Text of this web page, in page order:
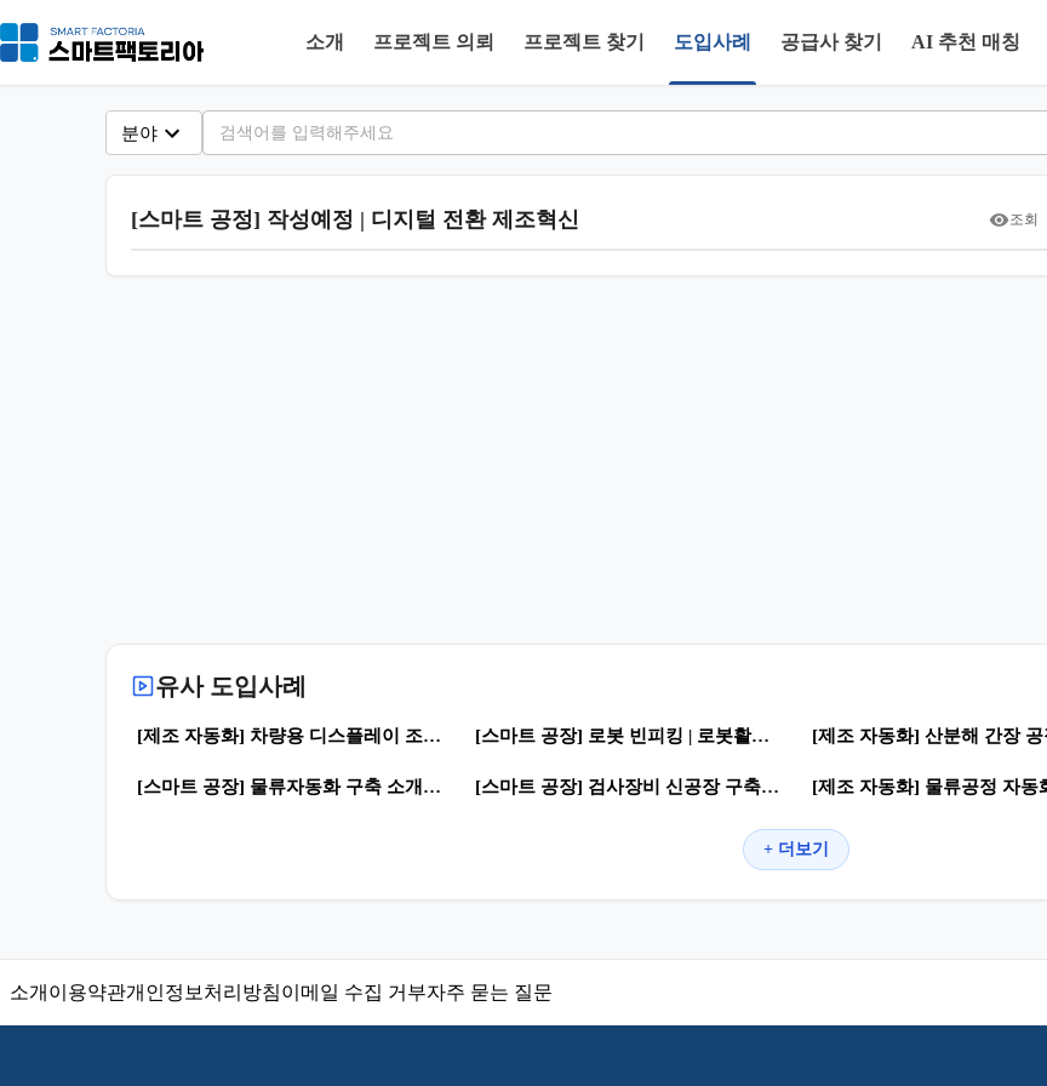
소개 프로젝트 의뢰 프로젝트 찾기 도입사례 공급사 찾기 AI 추천 매칭
분야
[스마트 공정] 작성예정 | 디지털 전환 제조혁신 조회
유사 도입사례
56
[제조 자동화] 차량용 디스플레이 조립 및 검사 자동화 | 스마트공장 · 자동화 공정 [스마트 공장] 로봇 빈피킹 | 로봇활용 · 스마트공장
0
[스마트 공장] 물류자동화 구축 소개 및 래퍼런스 영상 | 로봇활용 · 스마트공장
24 0
[스마트 공장] 검사장비 신공장 구축 절차와 사례 | 자동화 공정 · 제조혁신
0
+ 더보기
소개 이용약관개인정보처리방침이메일 수집 거부자주 묻는 질문